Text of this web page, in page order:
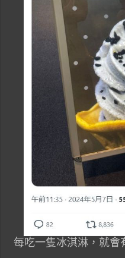
每吃一隻冰淇淋，就會